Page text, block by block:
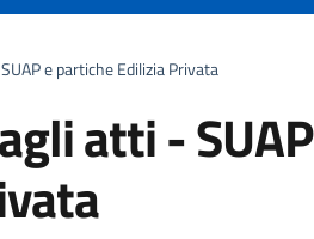
e partiche Edilizia Privata
atti - SUAP